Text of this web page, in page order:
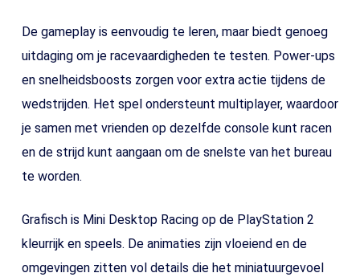
De gameplay is eenvoudig te leren, maar biedt genoeg
uitdaging om je racevaardigheden te testen. Power-ups
en snelheidsboosts zorgen voor extra actie tijdens de
wedstrijden. Het spel ondersteunt multiplayer, waardoor
je samen met vrienden op dezelfde console kunt racen
en de strijd kunt aangaan om de snelste van het bureau
te worden.
Grafisch is Mini Desktop Racing op de PlayStation 2
kleurrijk en speels. De animaties zijn vloeiend en de
omgevingen zitten vol details die het miniatuurgevoel